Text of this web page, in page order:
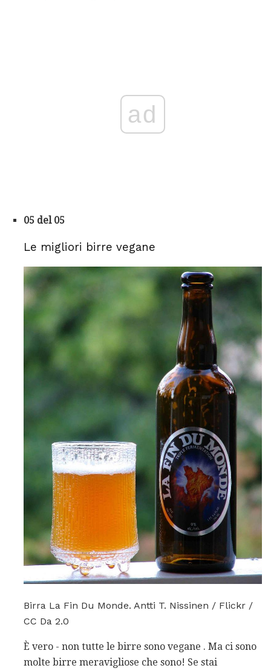
ad
05 del 05
Le migliori birre vegane
Birra La Fin Du Monde. Antti T. Nissinen / Flickr /
CC Da 2.0
È vero - non tutte le birre sono vegane . Ma ci sono
molte birre meravigliose che sono! Se stai